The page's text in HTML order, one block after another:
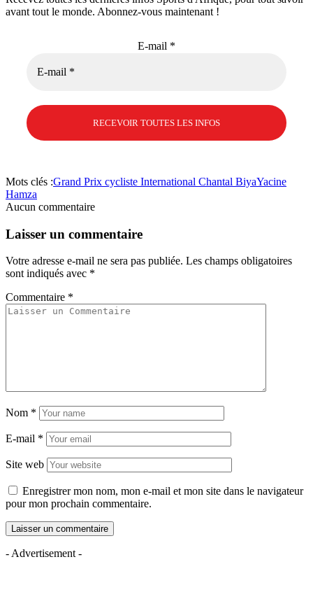
avant tout le monde. Abonnez-vous maintenant !
E-mail *
Mots clés :Grand Prix cycliste International Chantal BiyaYacine
Hamza
Aucun commentaire
Laisser un commentaire
Votre adresse e-mail ne sera pas publiée. Les champs obligatoires
sont indiqués avec *
Commentaire *
Nom *
E-mail *
Site web
Enregistrer mon nom, mon e-mail et mon site dans le navigateur
pour mon prochain commentaire.
- Advertisement -